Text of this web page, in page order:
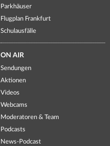
Parkhäuser
Flugplan Frankfurt
Schulausfälle
ON AIR
Sendungen
Aktionen
Videos
Webcams
Moderatoren & Team
Podcasts
News-Podcast